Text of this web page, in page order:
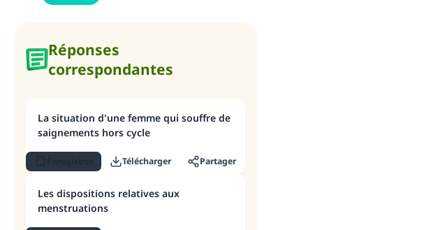
Réponses
correspondantes
La situation d'une femme qui souffre de
saignements hors cycle
Télécharger Partager
Les dispositions relatives aux
menstruations